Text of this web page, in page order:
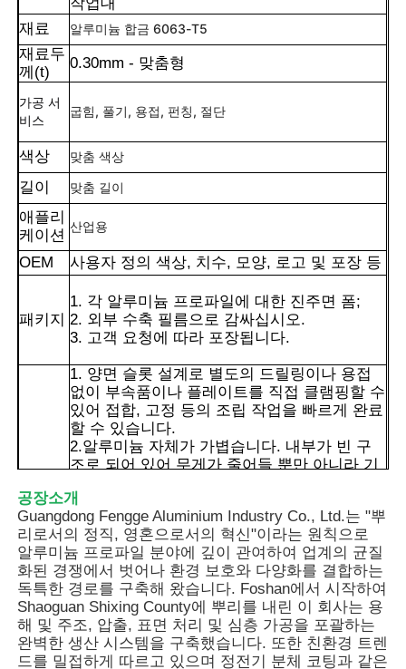
집
제품
우리 에 관한 것
재료
알루미늄 합금 6063-T5
재료두
께(t)
0.30mm - 맞춤형
가공 서
비스
굽힘, 풀기, 용접, 펀칭, 절단
색상 맞춤 색상
길이 맞춤 길이
애플리
케이션
산업용
OEM 사용자 정의 색상, 치수, 모양, 로고 및 포장 등
패키지
1. 각 알루미늄 프로파일에 대한 진주면 폼;
2. 외부 수축 필름으로 감싸십시오.
3. 고객 요청에 따라 포장됩니다.
장점
1. 양면 슬롯 설계로 별도의 드릴링이나 용접
없이 부속품이나 플레이트를 직접 클램핑할 수
있어 접합, 고정 등의 조립 작업을 빠르게 완료
할 수 있습니다.
2.알루미늄 자체가 가볍습니다. 내부가 빈 구
조로 되어 있어 무게가 줄어들 뿐만 아니라 기
편리해졌습니다.
3. 카드 슬롯의 사양은 해당 패스너와 호환됩
니다. 이는 다양한 플레이트 및 구성 요소와 유
연하게 결합할 수 있으며 장식 프레임 및 장비
가드와 같이 접합이 필요한 구조에 적합합니
다.
4. 표면 산화 처리 후 녹이나 부식이 발생하지
않으며 일상적인 청소가 간단합니다. 건조한
실내외 환경에서도 오랫동안 안정적으로 사용
이 가능합니다.
공장소개
Guangdong Fengge Aluminium Industry Co., Ltd.는 "뿌
리로서의 정직, 영혼으로서의 혁신"이라는 원칙으로
알루미늄 프로파일 분야에 깊이 관여하여 업계의 균질
화된 경쟁에서 벗어나 환경 보호와 다양화를 결합하는
독특한 경로를 구축해 왔습니다. Foshan에서 시작하여
Shaoguan Shixing County에 뿌리를 내린 이 회사는 용
해 및 주조, 압출, 표면 처리 및 심층 가공을 포괄하는
완벽한 생산 시스템을 구축했습니다. 또한 친환경 트렌
드를 밀접하게 따르고 있으며 정전기 분체 코팅과 같은